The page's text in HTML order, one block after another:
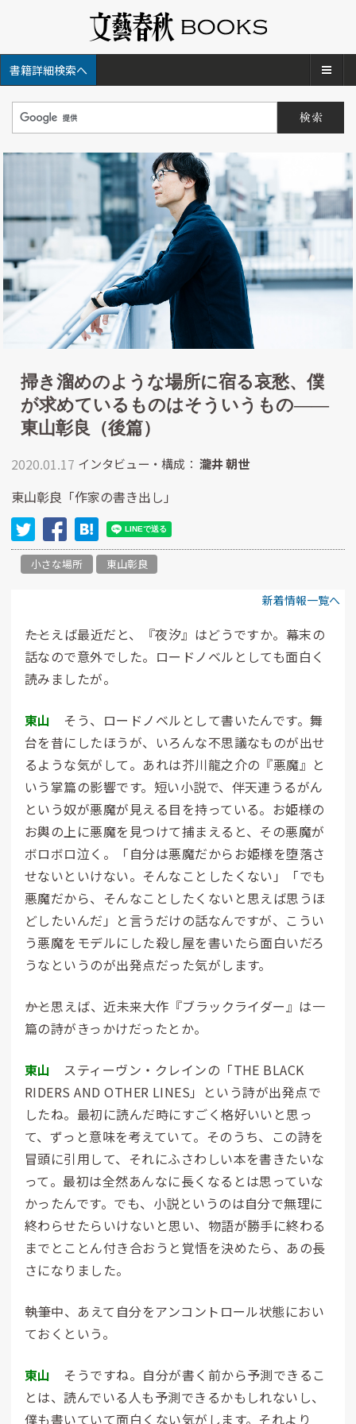
書籍詳細検索へ
掃き溜めのような場所に宿る哀愁、僕
が求めているものはそういうもの――
東山彰良（後篇）
2020.01.17 インタビュー・構成： 瀧井 朝世
東山彰良「作家の書き出し」
小さな場所 東山彰良
新着情報一覧へ
――たとえば最近だと、『夜汐』はどうですか。幕末の
話なので意外でした。ロードノベルとしても面白く
読みましたが。
東山 そう、ロードノベルとして書いたんです。舞
台を昔にしたほうが、いろんな不思議なものが出せ
るような気がして。あれは芥川龍之介の『悪魔』と
いう掌篇の影響です。短い小説で、伴天連うるがん
という奴が悪魔が見える目を持っている。お姫様の
お輿の上に悪魔を見つけて捕まえると、その悪魔が
ボロボロ泣く。「自分は悪魔だからお姫様を堕落さ
せないといけない。そんなことしたくない」「でも
悪魔だから、そんなことしたくないと思えば思うほ
どしたいんだ」と言うだけの話なんですが、こうい
う悪魔をモデルにした殺し屋を書いたら面白いだろ
うなというのが出発点だった気がします。
――かと思えば、近未来大作『ブラックライダー』は一
篇の詩がきっかけだったとか。
東山 スティーヴン・クレインの「THE BLACK
RIDERS AND OTHER LINES」という詩が出発点で
したね。最初に読んだ時にすごく格好いいと思っ
て、ずっと意味を考えていて。そのうち、この詩を
冒頭に引用して、それにふさわしい本を書きたいな
って。最初は全然あんなに長くなるとは思っていな
かったんです。でも、小説というのは自分で無理に
終わらせたらいけないと思い、物語が勝手に終わる
までとことん付き合おうと覚悟を決めたら、あの長
さになりました。
――執筆中、あえて自分をアンコントロール状態におい
ておくという。
東山 そうですね。自分が書く前から予測できるこ
とは、読んでいる人も予測できるかもしれないし、
僕も書いていて面白くない気がします。それより